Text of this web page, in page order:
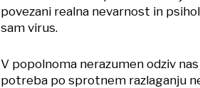
povezani realna nevarnost in
sam virus.
V popolnoma nerazumen odziv
potreba po sprotnem razlaganju